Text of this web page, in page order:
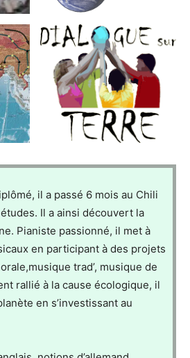
il a passé 6 mois au Chili
Il a ainsi découvert la
Pianiste passionné, il met à
en participant à des projets
trad’, musique de
rallié à la cause écologique, il
en s’investissant au